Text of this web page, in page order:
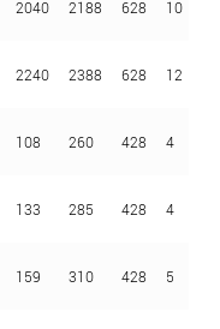
2040 2188 628 10
2240 2388 628 12
108 260 428 4
133 285 428 4
159 310 428 5